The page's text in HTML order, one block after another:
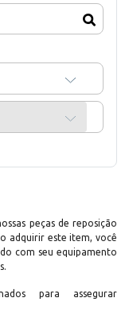
peças de reposição
adquirir este item, você
com seu equipamento
para assegurar